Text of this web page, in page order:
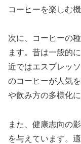
コーヒーを楽しむ
次に、コーヒーの
ます。昔は一般的
近ではエスプレッ
のコーヒーが人気
や飲み方の多様化
また、健康志向の
を与えています。